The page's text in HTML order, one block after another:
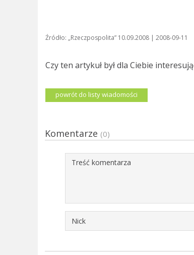
Źródło: „Rzeczpospolita” 10.09.2008 | 2008-09-11
Czy ten artykuł był dla Ciebie
powrót do listy wiadomości
Komentarze (0)